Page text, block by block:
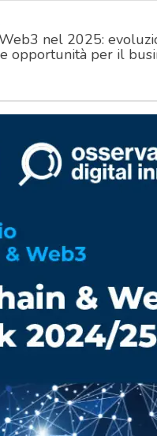
nel 2025:
opportunità per il